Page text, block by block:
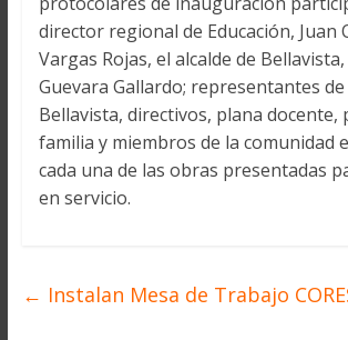
director regional de Educación, Juan
Vargas Rojas, el alcalde de
Guevara Gallardo; representantes de
Bellavista, directivos, plana docente,
familia y miembros de la comunidad
cada una de las obras presentadas
en servicio.
← Instalan Mesa de Trabajo